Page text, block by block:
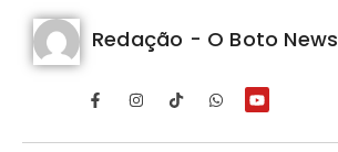
Redação - O Boto News